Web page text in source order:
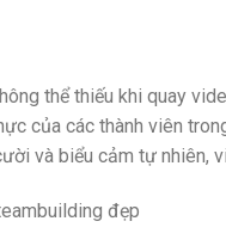
thể thiếu khi quay
của các thành viên
và biểu cảm tự nhiên,